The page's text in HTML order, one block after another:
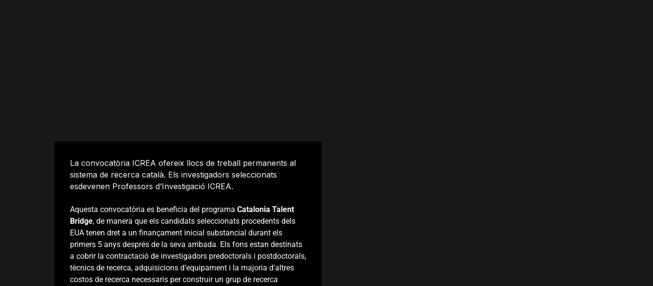
La convocatòria ICREA ofereix llocs de treball permanents al
sistema de recerca català. Els investigadors seleccionats
esdevenen Professors d’Investigació ICREA.
Aquesta convocatòria es beneficia del programa Catalonia Talent
Bridge, de manera que els candidats seleccionats procedents dels
EUA tenen dret a un finançament inicial substancial durant els
primers 5 anys després de la seva arribada. Els fons estan destinats
a cobrir la contractació de investigadors predoctorals i postdoctorals,
tècnics de recerca, adquisicions d‘equipament i la majoria d‘altres
costos de recerca necessaris per construir un grup de recerca